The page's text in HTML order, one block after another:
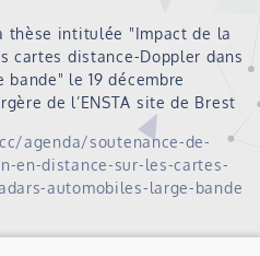
thèse intitulée "Impact de la
cartes distance-Doppler dans
le 19 décembre
de l’ENSTA site de Brest
agenda/soutenance-de-
en-distance-sur-les-cartes-
automobiles-large-bande